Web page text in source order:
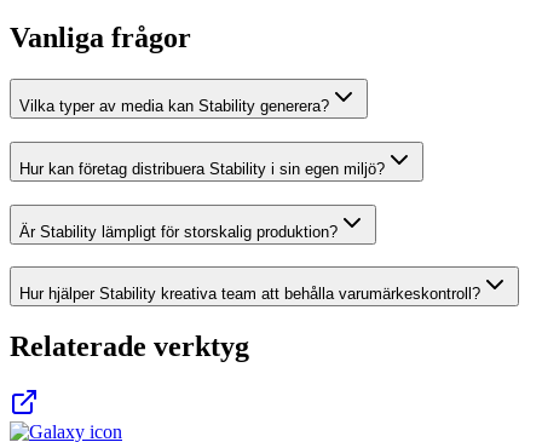
Vanliga frågor
Vilka typer av media kan Stability generera?
Hur kan företag distribuera Stability i sin egen miljö?
Är Stability lämpligt för storskalig produktion?
Hur hjälper Stability kreativa team att behålla varumärkeskontroll?
Relaterade verktyg